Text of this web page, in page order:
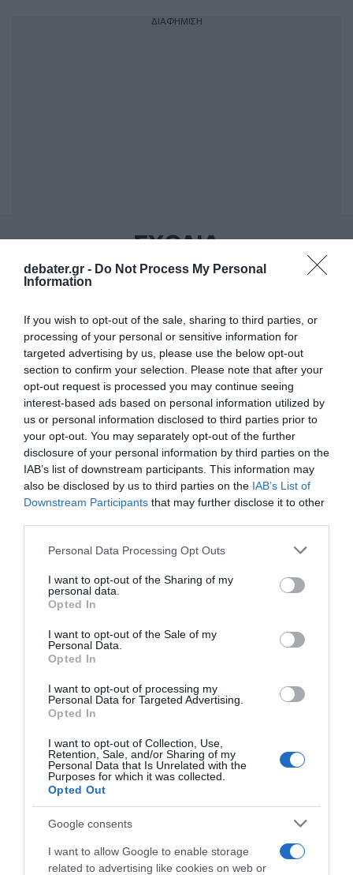
debater.gr - Do Not Process My Personal
Information
If you wish to opt-out of the sale, sharing to third parties, or
processing of your personal or sensitive information for
targeted advertising by us, please use the below opt-out
section to confirm your selection. Please note that after your
opt-out request is processed you may continue seeing
interest-based ads based on personal information utilized by
us or personal information disclosed to third parties prior to
your opt-out. You may separately opt-out of the further
disclosure of your personal information by third parties on the
IAB’s list of downstream participants. This information may
also be disclosed by us to third parties on the IAB’s List of
Downstream Participants that may further disclose it to other
Please note that this website/app uses one or more Google
not limited to your visit or usage behaviour. You may click to
grant or deny consent to Google and its third-party tags to
use your data for below specified purposes in below Google
consent section.
Personal Data Processing Opt Outs
I want to opt-out of the Sharing of my
personal data.
Opted In
I want to opt-out of the Sale of my
Personal Data.
Opted In
I want to opt-out of processing my
Personal Data for Targeted Advertising.
Opted In
I want to opt-out of Collection, Use,
Retention, Sale, and/or Sharing of my
Personal Data that Is Unrelated with the
Purposes for which it was collected.
Opted Out
Google consents
I want to allow Google to enable storage
related to advertising like cookies on web or
ΔΙΑΦΗΜΙΣΗ
ΣΧΟΛΙΑ
ΠΑΡΑΠΟΛΙΤΙΚΑ